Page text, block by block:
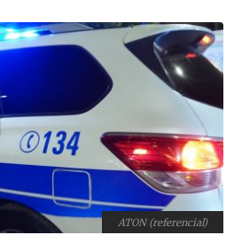
ATON (referencial)